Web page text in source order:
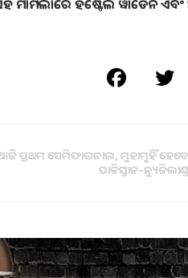
ମାମଲାରେ ହଷ୍ଟେଲ ୱାର୍ଡେନ
ଆଜି ପ୍ରଥମ ସେମିଫାଇନାଲ, ମୁହାମୁହିଁ ହେବେ
ପାକିସ୍ତାନ-ନ୍ୟୁଜିଲାଣ୍ଡ